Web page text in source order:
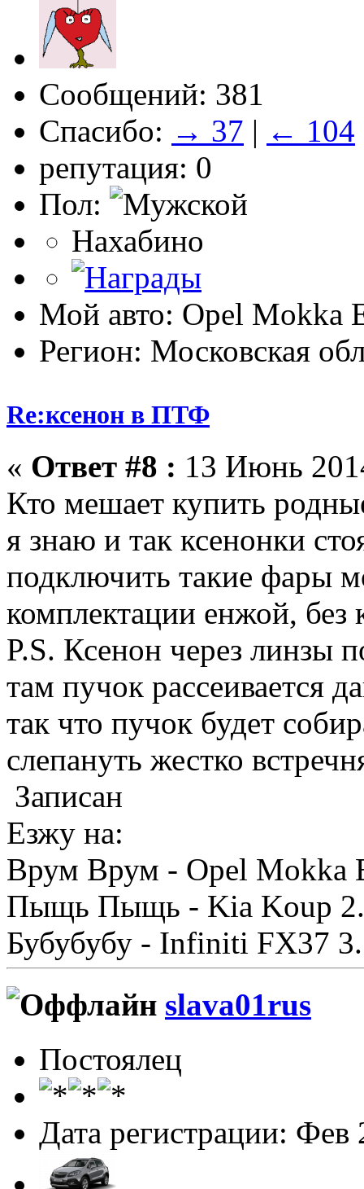
Сообщений: 381
Спасибо: → 37 | ← 104
репутация: 0
Пол:
Нахабино
Мой авто: Opel Mokka
Регион: Московская
Re:ксенон в ПТФ
« Ответ #8 : 13 Июнь
Кто мешает купить
я знаю и так ксенонки
подключить такие фары
комплектации енжой, без
P.S. Ксенон через линзы
там пучок рассеивается
так что пучок будет
слепануть жестко
Записан
Езжу на:
Врум Врум - Opel Mokka
Пыщь Пыщь - Kia Koup
Бубубубу - Infiniti FX37
slava01rus
Постоялец
Дата регистрации: Фев